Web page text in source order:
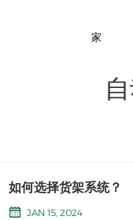
家
如何选择货架系统？
JAN 15, 2024